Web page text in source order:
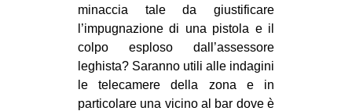
minaccia tale da giustificare
l’impugnazione di una pistola e il
colpo esploso dall’assessore
leghista? Saranno utili alle indagini
le telecamere della zona e in
particolare una vicino al bar dove è